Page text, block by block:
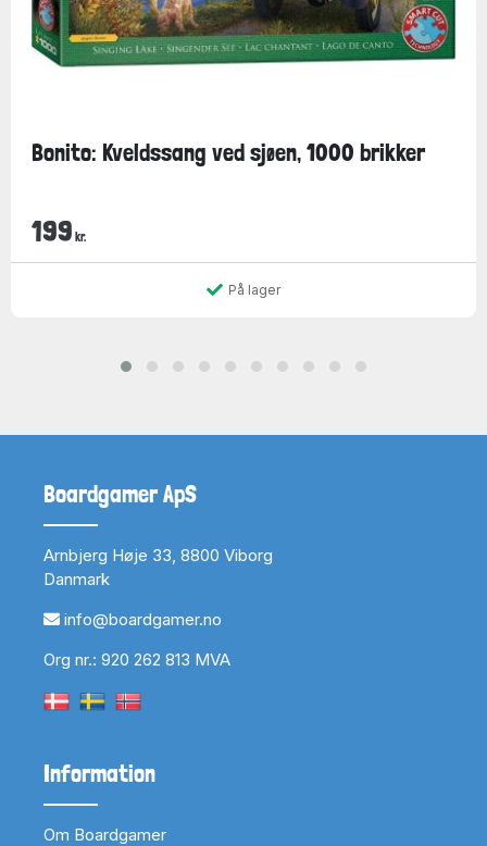
Bonito: Kveldssang ved sjøen, 1000 brikker
199 kr.
På lager
Boardgamer ApS
Arnbjerg Høje 33, 8800 Viborg
Danmark
info@boardgamer.no
Org nr.: 920 262 813 MVA
Information
Om Boardgamer